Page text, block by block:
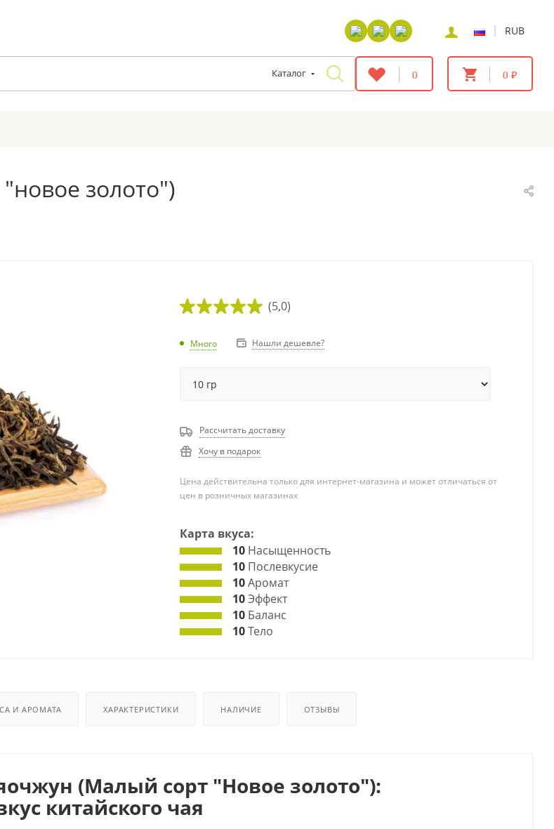
| RUB
Каталог 0 0 ₽
золото")
(5,0)
Много Нашли дешевле?
Рассчитать доставку
Хочу в подарок
Цена действительна только для интернет-магазина и может отличаться от
цен в розничных магазинах
Карта вкуса:
10Насыщенность
10Послевкусие
10Аромат
10Эффект
10Баланс
10Тело
И АРОМАТА ХАРАКТЕРИСТИКИ НАЛИЧИЕ ОТЗЫВЫ
(Малый сорт "Новое золото"):
китайского чая